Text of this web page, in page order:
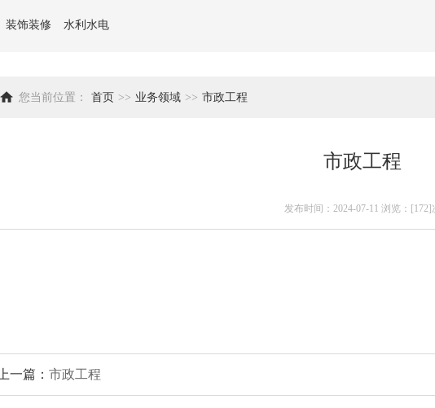
装饰装修 水利水电
您当前位置： 首页 >> 业务领域 >> 市政工程
市政工程
发布时间：2024-07-11 浏览：[172]
上一篇： 市政工程